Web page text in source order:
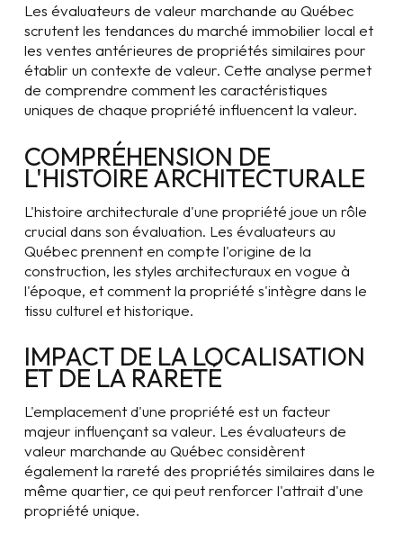
Les évaluateurs de valeur marchande au Québec
scrutent les tendances du marché immobilier local et
les ventes antérieures de propriétés similaires pour
établir un contexte de valeur. Cette analyse permet
de comprendre comment les caractéristiques
uniques de chaque propriété influencent la valeur.
COMPRÉHENSION DE
L'HISTOIRE ARCHITECTURALE
L'histoire architecturale d'une propriété joue un rôle
crucial dans son évaluation. Les évaluateurs au
Québec prennent en compte l'origine de la
construction, les styles architecturaux en vogue à
l'époque, et comment la propriété s'intègre dans le
tissu culturel et historique.
IMPACT DE LA LOCALISATION
ET DE LA RARETÉ
L'emplacement d'une propriété est un facteur
majeur influençant sa valeur. Les évaluateurs de
valeur marchande au Québec considèrent
également la rareté des propriétés similaires dans le
même quartier, ce qui peut renforcer l'attrait d'une
propriété unique.